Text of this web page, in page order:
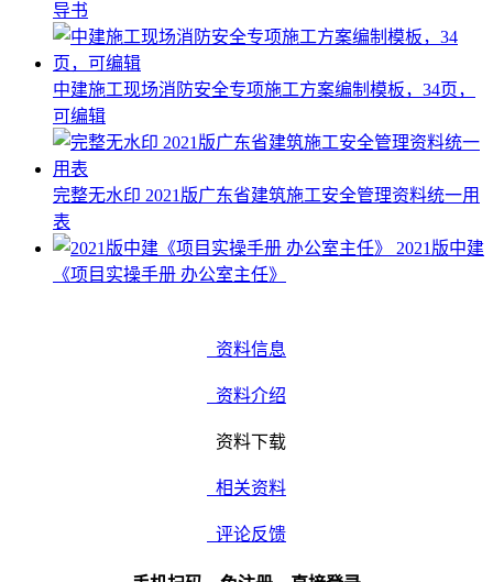
导书
中建施工现场消防安全专项施工方案编制模板，34页，
可编辑
完整无水印 2021版广东省建筑施工安全管理资料统一用
表
2021版中建
《项目实操手册 办公室主任》
资料信息
资料介绍
资料下载
相关资料
评论反馈